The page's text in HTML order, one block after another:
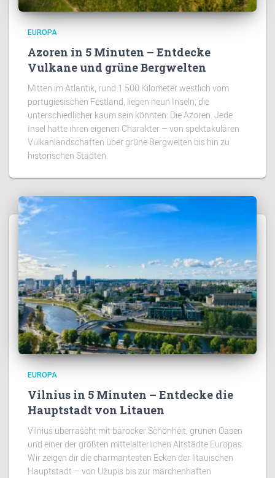
EUROPA
Azoren in 5 Minuten – Entdecke
Vulkane und grüne Bergwelten
Mitten im Atlantik, rund 1.500 Kilometer westlich vom
portugiesischen Festland, liegen neun Inseln, die
unterschiedlicher kaum sein könnten: Die Azoren. Jede
Insel hatte ihren eigenen Charakter – von spektakulären
Vulkanlandschaften über grüne Bergwelten bis hin zu
historischen Städten.
EUROPA
Vilnius in 5 Minuten – Entdecke die
Hauptstadt von Litauen
Vilnius überrascht mit barocker Schönheit, grünen Oasen
und einer der größten mittelalterlichen Altstädte Europas.
Wir zeigen dir die charmantesten Ecken der litauischen
Hauptstadt – von Užupis bis zur märchenhaften